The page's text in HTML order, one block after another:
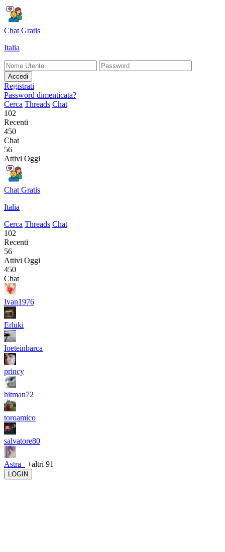
Chat Gratis
Italia
Accedi
Registrati
Password dimenticata?
Cerca Threads Chat
102
Recenti
450
Chat
56
Attivi Oggi
Chat Gratis
Italia
Cerca Threads Chat
102
Recenti
56
Attivi Oggi
450
Chat
Ivan1976
Erluki
Ioeteinbarca
princy
hitman72
toroamico
salvatore80
Astra_ +altri 91
LOGIN